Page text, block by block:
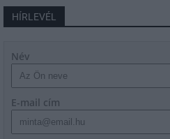
HÍRLEVÉL
Név
E-mail cím